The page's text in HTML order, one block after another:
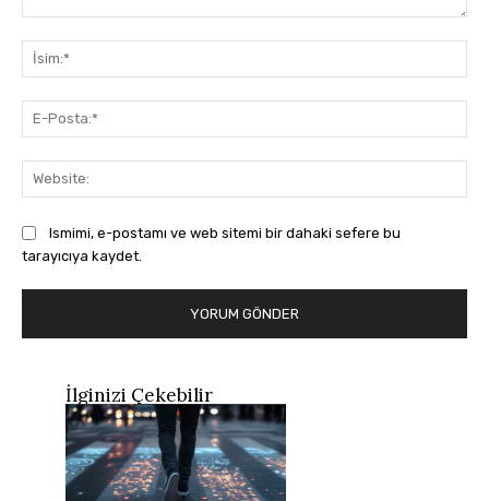
Ismimi, e-postamı ve web sitemi bir dahaki sefere bu
tarayıcıya kaydet.
İlginizi Çekebilir